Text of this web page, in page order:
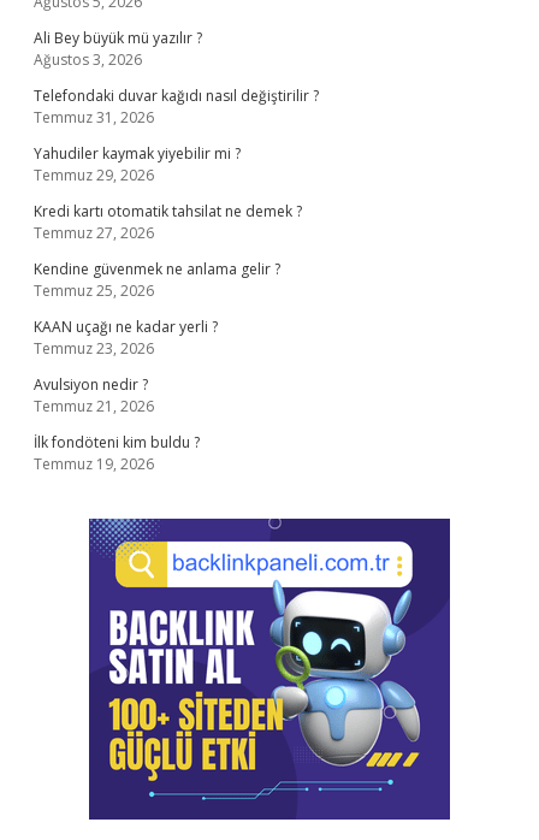
Ali Bey büyük mü yazılır ?
Ağustos 3, 2026
Telefondaki duvar kağıdı nasıl değiştirilir ?
Temmuz 31, 2026
Yahudiler kaymak yiyebilir mi ?
Temmuz 29, 2026
Kredi kartı otomatik tahsilat ne demek ?
Temmuz 27, 2026
Kendine güvenmek ne anlama gelir ?
Temmuz 25, 2026
KAAN uçağı ne kadar yerli ?
Temmuz 23, 2026
Avulsiyon nedir ?
Temmuz 21, 2026
İlk fondöteni kim buldu ?
Temmuz 19, 2026